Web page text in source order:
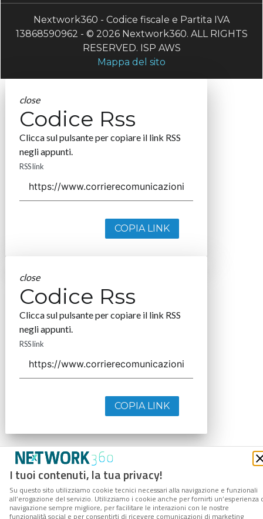
I tuoi contenuti, la tua privacy!
Su questo sito utilizziamo cookie tecnici necessari alla navigazione e funzionali
all’erogazione del servizio. Utilizziamo i cookie anche per fornirti un’esperienza
navigazione sempre migliore, per facilitare le interazioni con le nostre
funzionalità social e per consentirti di ricevere comunicazioni di marketing
Nextwork360 - Codice fiscale e Partita IVA
13868590962 - © 2026 Nextwork360. ALL RIGHTS
RESERVED. ISP AWS
Mappa del sito
close
Codice Rss
Clicca sul pulsante per copiare il link RSS
negli appunti.
RSS link
COPIA LINK
close
Codice Rss
Clicca sul pulsante per copiare il link RSS
negli appunti.
RSS link
COPIA LINK